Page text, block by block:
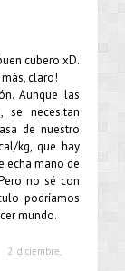
cubero xD.
claro!
Aunque las
se necesitan
de nuestro
kg, que hay
echa mano de
no sé con
podríamos
mundo.
2 diciembre,